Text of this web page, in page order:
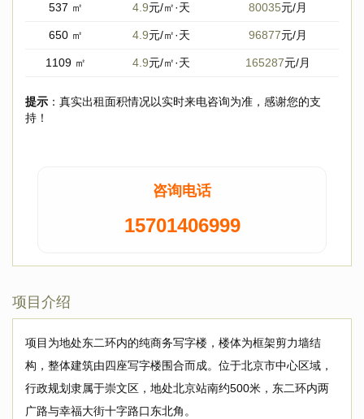
537 ㎡ 4.9元/㎡·天 80035元/月
650 ㎡ 4.9元/㎡·天 96877元/月
1109 ㎡ 4.9元/㎡·天 165287元/月
提示 ：真实出租面积情况以实时来电咨询为准，感谢您的支
持！
咨询电话
15701406999
项目介绍
项目为地处东二环内的纯商务写字楼，楼体为框架剪力墙结
构，整体建筑由四座写字楼围合而成。位于北京市中心区域，
行政规划隶属于崇文区，地处北京站南约500米，东二环内两
广路与幸福大街十字路口东北角。